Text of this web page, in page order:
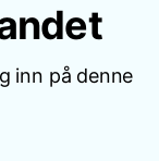
inn på denne